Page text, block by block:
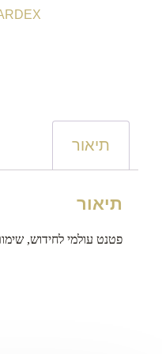
תיאור
תיאור
פטנט עולמי לחידוש,